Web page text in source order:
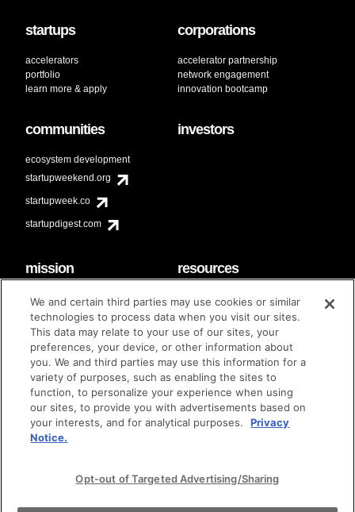
startups
accelerators
portfolio
learn more & apply
corporations
accelerator partnership
network engagement
innovation bootcamp
communities
ecosystem development
startupweekend.org
startupweek.co
startupdigest.com
investors
mission
code of conduct
diversity & inclusion
Techstars Foundation
resources
faq
contact
brand guidelines
© techstars 2024 | privacy policy | terms of use
We and certain third parties may use cookies or similar
technologies to process data when you visit our sites.
This data may relate to your use of our sites, your
preferences, your device, or other information about
you. We and third parties may use this information for a
variety of purposes, such as enabling the sites to
function, to personalize your experience when using
our sites, to provide you with advertisements based on
your interests, and for analytical purposes.
Privacy
Notice.
Opt-out of Targeted Advertising/Sharing